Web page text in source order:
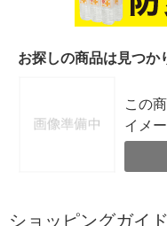
お探しの商品は見つか
この
イメ
ショッピングガイド